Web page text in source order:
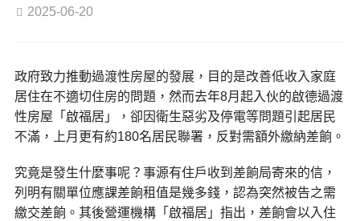
2025-06-20
政府致力推動過渡性房屋的發展，目的是改善低收入家庭
居住在不適切住房的問題，然而去年8月起入伙的啟德過渡
性房屋「啟福居」，卻因衛生惡劣及停電等問題引起居民
不滿，上月更有約180名居民聯署，反對需額外繳納差餉。
究竟是發生什麼事呢？事源有住戶收到差餉局寄來的信，
列明有關單位應課差餉租值是幾多錢，認為突然被告之需
繳交差餉。其後營運機構「啟福居」指出，差餉會以入住